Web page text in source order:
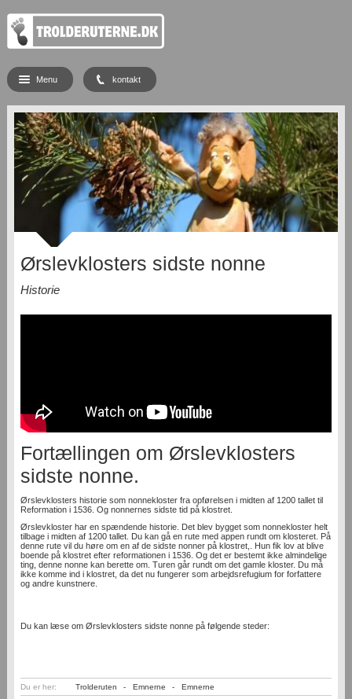
Ørslevklosters sidste nonne
Historie
Fortællingen om Ørslevklosters
sidste nonne.
Ørslevklosters historie som nonnekloster fra opførelsen i midten af 1200 tallet til
Reformation i 1536. Og nonnernes sidste tid på klostret.
Ørslevkloster har en spændende historie. Det blev bygget som nonnekloster helt
tilbage i midten af 1200 tallet. Du kan gå en rute med appen rundt om klosteret. På
denne rute vil du høre om en af de sidste nonner på klostret,. Hun fik lov at blive
boende på klostret efter reformationen i 1536. Og det er bestemt ikke almindelige
ting, denne nonne kan berette om. Turen går rundt om det gamle kloster. Du må
ikke komme ind i klostret, da det nu fungerer som arbejdsrefugium for forfattere
og andre kunstnere.
Du kan læse om Ørslevklosters sidste nonne på følgende steder:
Du er her: Trolderuten - Emnerne - Emnerne
Menu kontakt